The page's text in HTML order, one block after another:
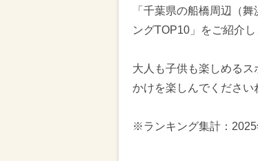
「千葉県の船橋周辺（
ングTOP10」をご紹介し
大人も子供も楽しめる
かけを楽しんでください
※ランキング集計：2025